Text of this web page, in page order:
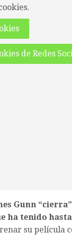
de Redes
Gunn
ha tenido
su película